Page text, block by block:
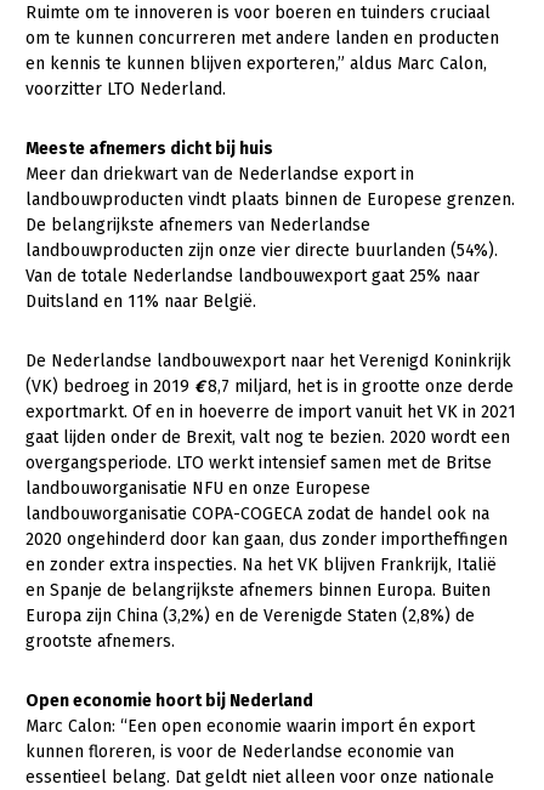
Akkerbouw
Biologische Landbouw
Bomen, vaste planten en zomerbloemen
Fruitteelt
Glastuinbouw
Paddenstoelen
Multifunctionele landbouw
Multifunctioneel
Vrouw en Bedrijf
Onderwerpen
Nieuws
Nieuwsabonnement
Over LTO
LTO Nederland
Ruimte om te innoveren is voor boeren en tuinders cruciaal
om te kunnen concurreren met andere landen en producten
en kennis te kunnen blijven exporteren,” aldus Marc Calon,
voorzitter LTO Nederland.
Meeste afnemers dicht bij huis
Meer dan driekwart van de Nederlandse export in
landbouwproducten vindt plaats binnen de Europese grenzen.
De belangrijkste afnemers van Nederlandse
landbouwproducten zijn onze vier directe buurlanden (54%).
Van de totale Nederlandse landbouwexport gaat 25% naar
Duitsland en 11% naar België.
De Nederlandse landbouwexport naar het Verenigd Koninkrijk
(VK) bedroeg in 2019 €8,7 miljard, het is in grootte onze derde
exportmarkt. Of en in hoeverre de import vanuit het VK in 2021
gaat lijden onder de Brexit, valt nog te bezien. 2020 wordt een
overgangsperiode. LTO werkt intensief samen met de Britse
landbouworganisatie NFU en onze Europese
landbouworganisatie COPA-COGECA zodat de handel ook na
2020 ongehinderd door kan gaan, dus zonder importheffingen
en zonder extra inspecties. Na het VK blijven Frankrijk, Italië
en Spanje de belangrijkste afnemers binnen Europa. Buiten
Europa zijn China (3,2%) en de Verenigde Staten (2,8%) de
grootste afnemers.
Open economie hoort bij Nederland
Marc Calon: “Een open economie waarin import én export
kunnen floreren, is voor de Nederlandse economie van
essentieel belang. Dat geldt niet alleen voor onze nationale